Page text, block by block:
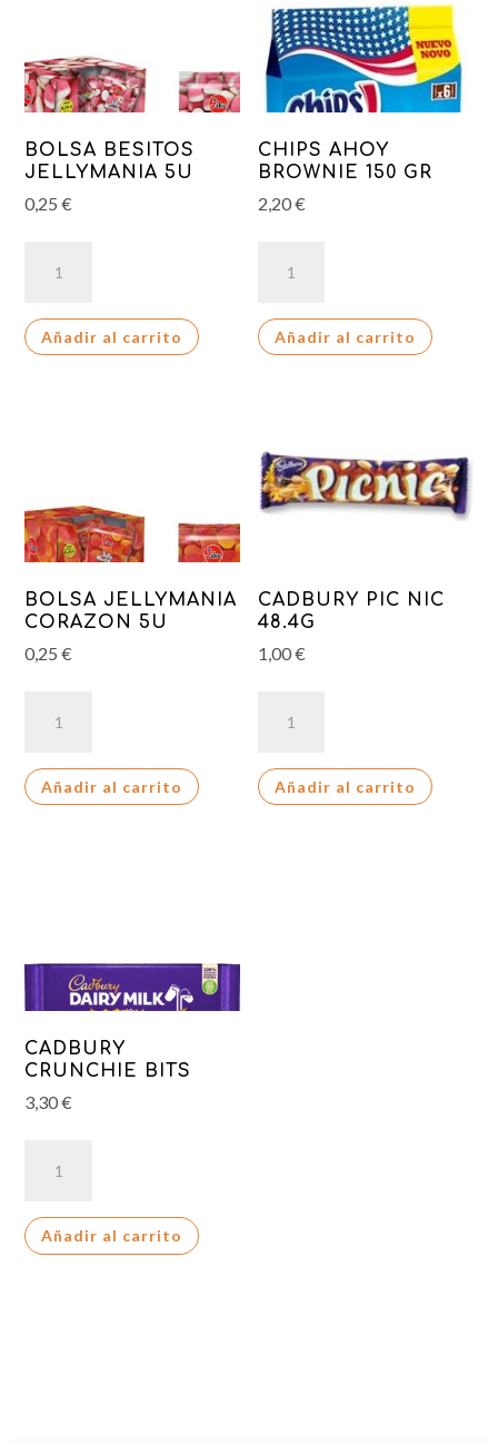
BOLSA BESITOS
JELLYMANIA 5U
0,25€
BESITOS
5UAñadir al carrito
CHIPS AHOY
BROWNIE 150 GR
2,20€
AHOY
150Añadir al carrito
BOLSA JELLYMANIA
CORAZON 5U
0,25€
JELLYMANIA
5UAñadir al carrito
CADBURY PIC NIC
48.4G
1,00€
48.4G
Añadir al carrito
CADBURY
CRUNCHIE BITS
3,30€
CRUNCHIE
cantidad
Añadir al carrito